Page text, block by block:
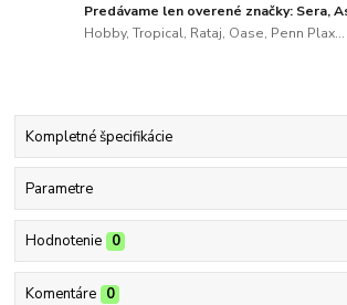
Predávame len overené značky: Sera,
Hobby, Tropical, Rataj, Oase, Penn Plax...
Kompletné špecifikácie
Parametre
Hodnotenie 0
Komentáre 0